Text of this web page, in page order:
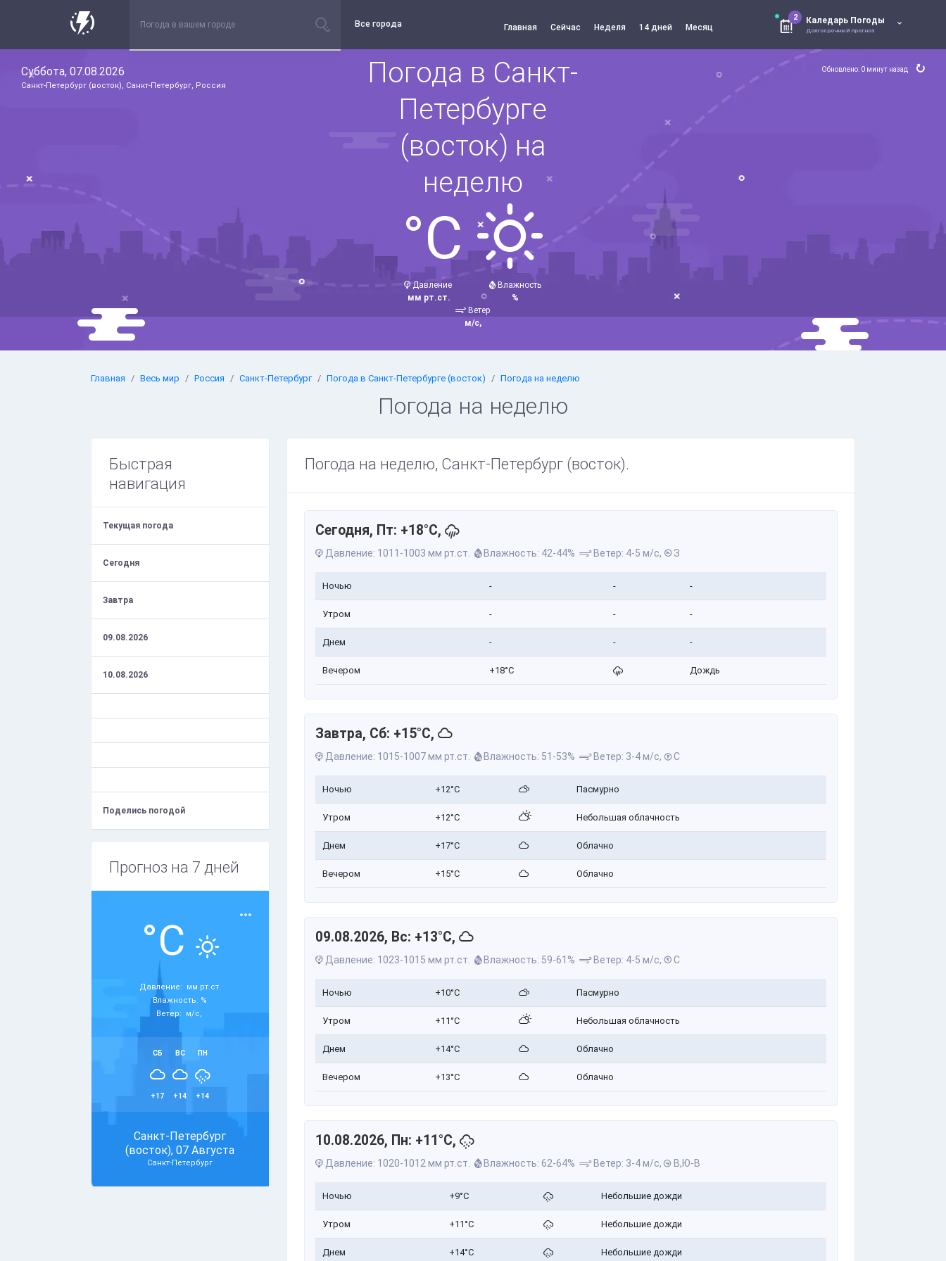
Все города Главная Сейчас Неделя 14 дней Месяц
2 Каледарь Погоды
Долгосрочный прогноз
Суббота, 07.08.2026
Санкт-Петербург (восток), Санкт-Петербург, Россия
Обновлено: 0 минут назад
Погода в Санкт-
Петербурге
(восток) на
неделю
°C
Давление
мм рт.ст.
Влажность
%
Ветер
м/с,
Главная Весь мир Россия Санкт-Петербург Погода в Санкт-Петербурге (восток) Погода на неделю
Погода на неделю
Быстрая
навигация
Текущая погода
Сегодня
Завтра
09.08.2026
10.08.2026
Поделись погодой
Прогноз на 7 дней
°C
Давление: мм рт.ст.
Влажность: %
Ветер: м/с,
СБ
+17
ВС
+14
ПН
+14
Санкт-Петербург
(восток), 07 Августа
Санкт-Петербург
Погода на неделю, Санкт-Петербург (восток).
Сегодня, Пт: +18°C,
Давление: 1011-1003 мм рт.ст. Влажность: 42-44% Ветер: 4-5 м/с, З
Ночью - - -
Утром - - -
Днем - - -
Вечером +18°C Дождь
Завтра, Сб: +15°C,
Давление: 1015-1007 мм рт.ст. Влажность: 51-53% Ветер: 3-4 м/с, С
Ночью +12°C Пасмурно
Утром +12°C Небольшая облачность
Днем +17°C Облачно
Вечером +15°C Облачно
09.08.2026, Вс: +13°C,
Давление: 1023-1015 мм рт.ст. Влажность: 59-61% Ветер: 4-5 м/с, С
Ночью +10°C Пасмурно
Утром +11°C Небольшая облачность
Днем +14°C Облачно
Вечером +13°C Облачно
10.08.2026, Пн: +11°C,
Давление: 1020-1012 мм рт.ст. Влажность: 62-64% Ветер: 3-4 м/с, В,Ю-В
Ночью +9°C Небольшие дожди
Утром +11°C Небольшие дожди
Днем +14°C Небольшие дожди